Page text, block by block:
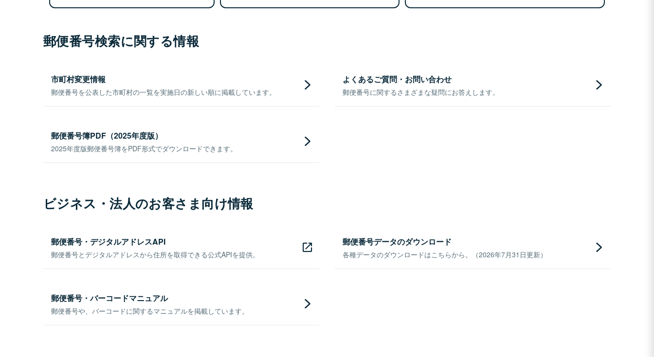
郵便番号検索に関する情報
市町村変更情報
郵便番号を公表した市町村の一覧を実施日の新しい順に掲載しています。
よくあるご質問・お問い合わせ
郵便番号に関するさまざまな疑問にお答えします。
郵便番号簿PDF（2025年度版）
2025年度版郵便番号簿をPDF形式でダウンロードできます。
ビジネス・法人のお客さま向け情報
郵便番号・デジタルアドレスAPI
郵便番号とデジタルアドレスから住所を取得できる公式APIを提供。
郵便番号データのダウンロード
各種データのダウンロードはこちらから。（2026年7月31日更新）
郵便番号・バーコードマニュアル
郵便番号や、バーコードに関するマニュアルを掲載しています。